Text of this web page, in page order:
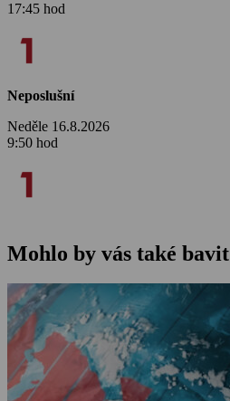
17:45 hod
Neposlušní
Neděle 16.8.2026
9:50 hod
Mohlo by vás také bavit